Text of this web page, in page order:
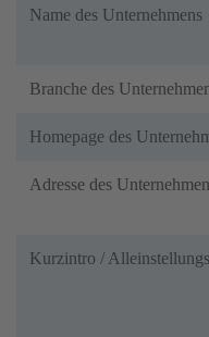
Name des Unternehmens
Branche des
Homepage des
Adresse des
Kurzintro /